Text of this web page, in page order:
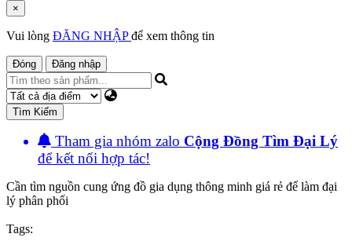
×
Vui lòng ĐĂNG NHẬPđể xem thông tin
Đóng Đăng nhập
Tìm Kiếm
Tham gia nhóm zalo Cộng Đồng Tìm Đại Lý
để kết nối hợp tác!
Cần tìm nguồn cung ứng đồ gia dụng thông minh giá rẻ để làm đại
lý phân phối
Tags: